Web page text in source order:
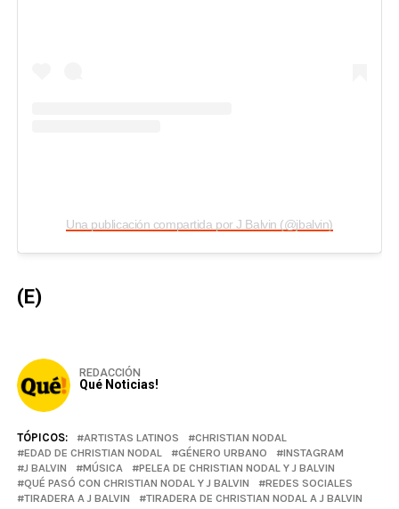
Una publicación compartida por J Balvin (@jbalvin)
(E)
REDACCIÓN
Qué Noticias!
TÓPICOS: ARTISTAS LATINOS
CHRISTIAN NODAL
EDAD DE CHRISTIAN NODAL
GÉNERO URBANO
INSTAGRAM
J BALVIN
MÚSICA
PELEA DE CHRISTIAN NODAL Y J BALVIN
QUÉ PASÓ CON CHRISTIAN NODAL Y J BALVIN
REDES SOCIALES
TIRADERA A J BALVIN
TIRADERA DE CHRISTIAN NODAL A J BALVIN